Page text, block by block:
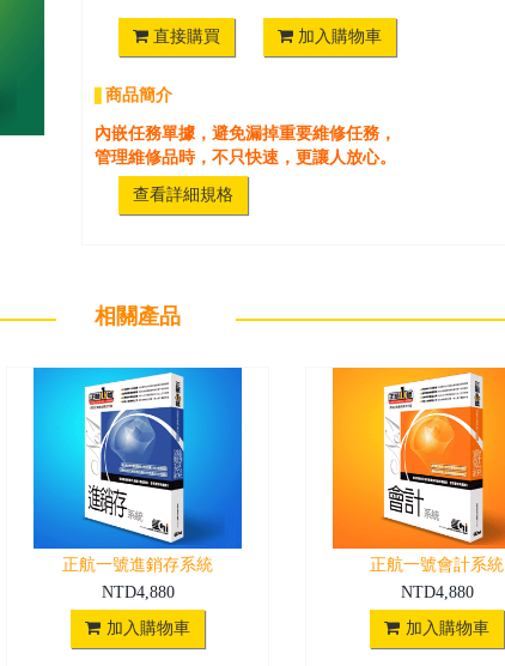
直接購買 加入購物車
商品簡介
內嵌任務單據，避免漏掉重要維修任務，
管理維修品時，不只快速，更讓人放心。
查看詳細規格
相關產品
正航一號進銷存系統
NTD4,880
加入購物車
正航一號會計系統
NTD4,880
加入購物車